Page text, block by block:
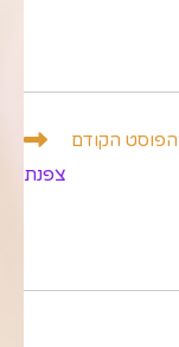
הפוסט הקודם
צפנת